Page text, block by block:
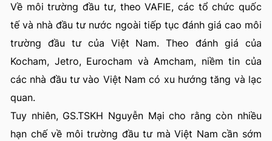
Về môi trường đầu tư, theo VAFIE, các tổ chức quốc
tế và nhà đầu tư nước ngoài tiếp tục đánh giá cao môi
trường đầu tư của Việt Nam. Theo đánh giá của
Kocham, Jetro, Eurocham và Amcham, niềm tin của
các nhà đầu tư vào Việt Nam có xu hướng tăng và lạc
quan.
Tuy nhiên, GS.TSKH Nguyễn Mại cho rằng còn nhiều
hạn chế về môi trường đầu tư mà Việt Nam cần sớm